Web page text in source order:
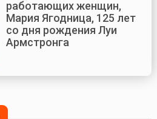
работающих женщин,
Мария Ягодница, 125 лет
со дня рождения Луи
Армстронга